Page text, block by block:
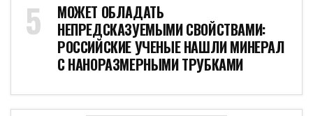
МОЖЕТ ОБЛАДАТЬ
НЕПРЕДСКАЗУЕМЫМИ СВОЙСТВАМИ:
РОССИЙСКИЕ УЧЕНЫЕ НАШЛИ МИНЕРАЛ
С НАНОРАЗМЕРНЫМИ ТРУБКАМИ